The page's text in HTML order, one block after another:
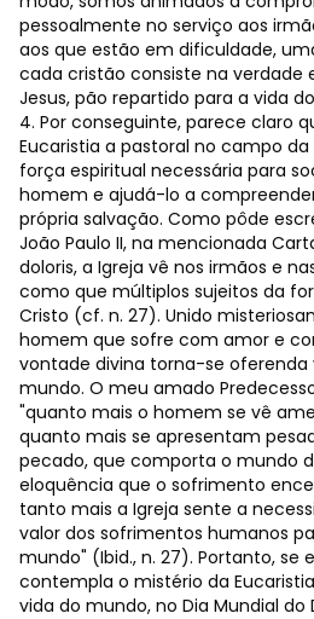
pessoalmente no serviço aos
aos que estão em dificuldade,
cada cristão consiste na
Jesus, pão repartido para a vida
4. Por conseguinte, parece claro
Eucaristia a pastoral no campo
força espiritual necessária para
homem e ajudá-lo a
própria salvação. Como pôde
João Paulo II, na mencionada
doloris, a Igreja vê nos irmãos e
como que múltiplos sujeitos da
Cristo (cf. n. 27). Unido
homem que sofre com amor e
vontade divina torna-se oferenda
mundo. O meu amado
"quanto mais o homem se vê
quanto mais se apresentam
pecado, que comporta o mundo
eloquência que o sofrimento
tanto mais a Igreja sente a
valor dos sofrimentos humanos
mundo" (Ibid., n. 27). Portanto, se
contempla o mistério da
vida do mundo, no Dia Mundial do